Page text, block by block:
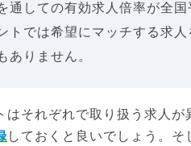
通しての有効求人倍率が全
トでは希望にマッチする求
ありません。
はそれぞれで取り扱う求人が
しておくと良いでしょう。